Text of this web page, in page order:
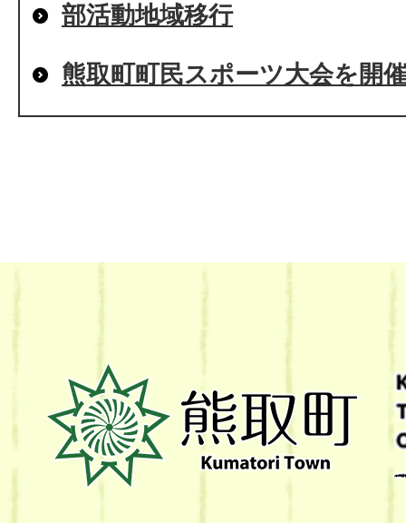
部活動地域移行
熊取町町民スポーツ大会を開
熊
取
町
Kumatori